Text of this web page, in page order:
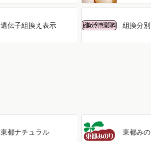
遺伝子組換え表示 組換分
東都ナチュラル 東都みの